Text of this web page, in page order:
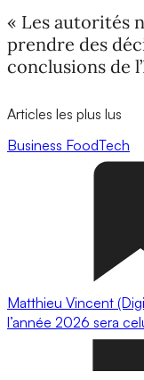
« Les autorités
prendre des
conclusions de
Articles les plus lus
Business FoodTech
Matthieu Vincent
l’année 2026 sera